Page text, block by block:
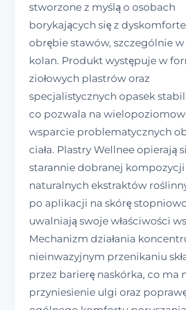
stworzone z myślą o osobach
borykających się z
obrębie stawów, szczególnie
kolan. Produkt występuje w
ziołowych plastrów oraz
specjalistycznych opasek
co pozwala na
wsparcie problematycznych
ciała. Plastry Wellnee opierają
starannie dobranej kompozycji
naturalnych ekstraktów
po aplikacji na skórę
uwalniają swoje właściwości
Mechanizm działania
nieinwazyjnym przenikaniu
przez barierę naskórka, co ma
przyniesienie ulgi oraz